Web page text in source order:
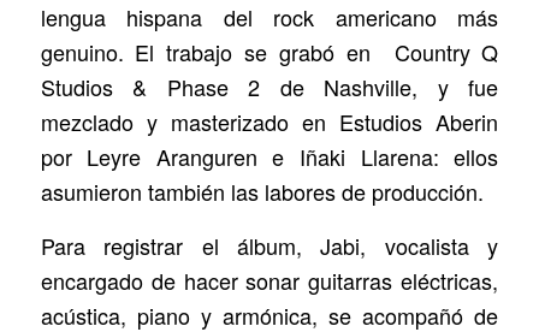
lengua hispana del rock americano más
genuino. El trabajo se grabó en Country Q
Studios & Phase 2 de Nashville, y fue
mezclado y masterizado en Estudios Aberin
por Leyre Aranguren e Iñaki Llarena: ellos
asumieron también las labores de producción.
Para registrar el álbum, Jabi, vocalista y
encargado de hacer sonar guitarras eléctricas,
acústica, piano y armónica, se acompañó de